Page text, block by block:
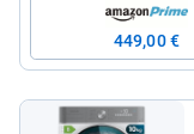
449,00 €